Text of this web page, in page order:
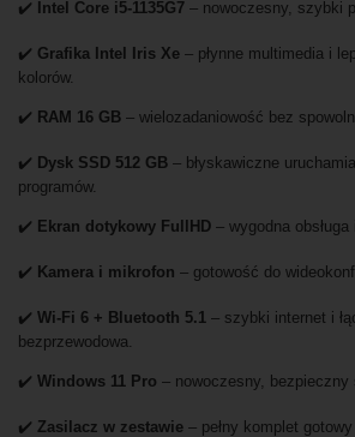
✔️ Intel Core i5-1135G7 – nowoczesny, szybki
✔️ Grafika Intel Iris Xe – płynne multimedia i
kolorów.
✔️ RAM 16 GB – wielozadaniowość bez
✔️ Dysk SSD 512 GB – błyskawiczne
programów.
✔️ Ekran dotykowy FullHD – wygodna
✔️ Kamera i mikrofon – gotowość do
✔️ Wi-Fi 6 + Bluetooth 5.1 – szybki internet i
bezprzewodowa.
✔️ Windows 11 Pro – nowoczesny, bezpieczny
✔️ Zasilacz w zestawie – pełny komplet